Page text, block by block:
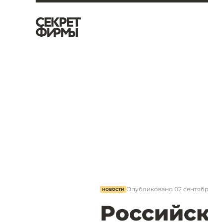
НОВОСТИ Опубликовано 02